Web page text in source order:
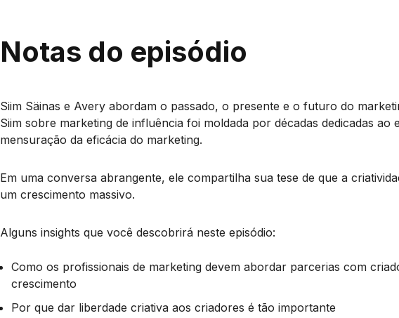
Notas do episódio
Siim Säinas e Avery abordam o passado, o presente e o futuro do
Siim sobre marketing de influência foi moldada por décadas dedicadas ao
mensuração da eficácia do marketing.
Em uma conversa abrangente, ele compartilha sua tese de que a
um crescimento massivo.
Alguns insights que você descobrirá neste episódio:
Como os profissionais de marketing devem abordar parcerias com
crescimento
Por que dar liberdade criativa aos criadores é tão importante